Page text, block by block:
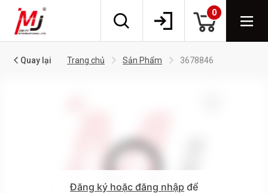
0
Quay lại Trang chủ Sản Phẩm 3678846
Đăng ký hoặc đăng nhập để